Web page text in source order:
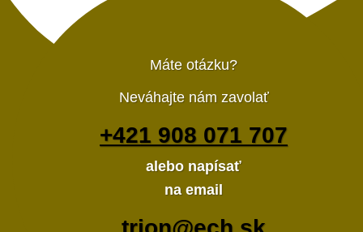
Máte otázku?
Neváhajte nám zavolať
+421 908 071 707
alebo napísať
na email